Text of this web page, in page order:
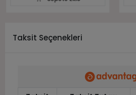
Taksit Seçenekleri